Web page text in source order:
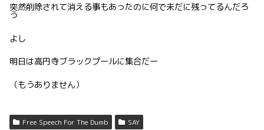
突然削除されて消える事もあったのに何で未だに残ってるんだろ
う
よし
明日は高円寺ブラックプールに集合だー
（もうありません）
Free Speech For The Dumb SAY